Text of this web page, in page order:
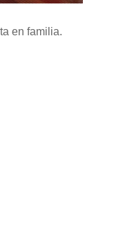
en familia.